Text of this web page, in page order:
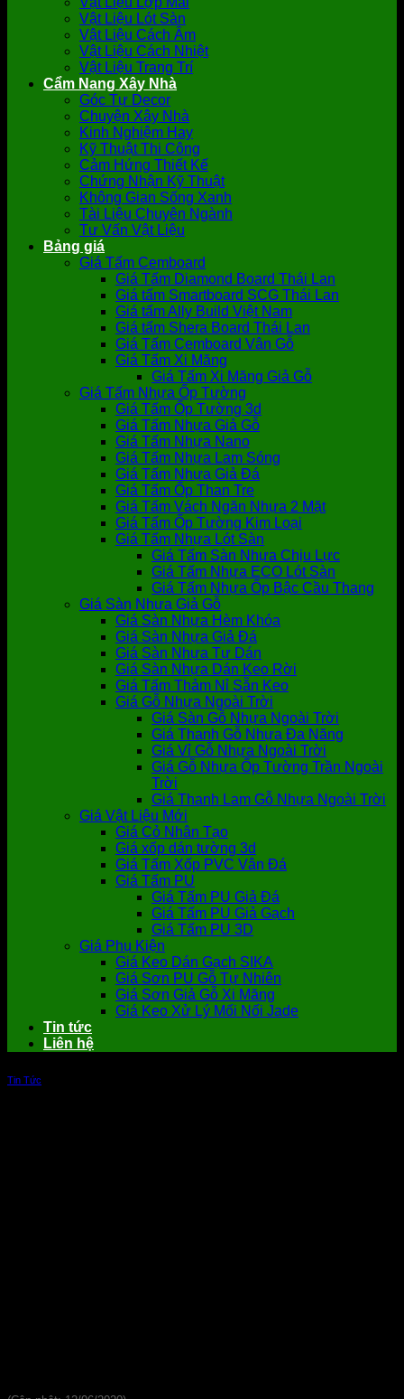
Vật Liệu Lót Sàn
Vật Liệu Cách Âm
Vật Liệu Cách Nhiệt
Vật Liệu Trang Trí
Cẩm Nang Xây Nhà
Góc Tự Decor
Chuyện Xây Nhà
Kinh Nghiệm Hay
Kỹ Thuật Thi Công
Cảm Hứng Thiết Kế
Chứng Nhận Kỹ Thuật
Không Gian Sống Xanh
Tài Liệu Chuyên Ngành
Tư Vấn Vật Liệu
Bảng giá
Giá Tấm Cemboard
Giá Tấm Diamond Board Thái Lan
Giá tấm Smartboard SCG Thái Lan
Giá tấm Ally Build Việt Nam
Giá tấm Shera Board Thái Lan
Giá Tấm Cemboard Vân Gỗ
Giá Tấm Xi Măng
Giá Tấm Xi Măng Giả Gỗ
Giá Tấm Nhựa Ốp Tường
Giá Tấm Ốp Tường 3d
Giá Tấm Nhựa Giả Gỗ
Giá Tấm Nhựa Nano
Giá Tấm Nhựa Lam Sóng
Giá Tấm Nhựa Giả Đá
Giá Tấm Ốp Than Tre
Giá Tấm Vách Ngăn Nhựa 2 Mặt
Giá Tấm Ốp Tường Kim Loại
Giá Tấm Nhựa Lót Sàn
Giá Tấm Sàn Nhựa Chịu Lực
Giá Tấm Nhựa ECO Lót Sàn
Giá Tấm Nhựa Ốp Bậc Cầu Thang
Giá Sàn Nhựa Giả Gỗ
Giá Sàn Nhựa Hèm Khóa
Giá Sàn Nhựa Giả Đá
Giá Sàn Nhựa Tự Dán
Giá Sàn Nhựa Dán Keo Rời
Giá Tấm Thảm Nỉ Sẵn Keo
Giá Gỗ Nhựa Ngoài Trời
Giá Sàn Gỗ Nhựa Ngoài Trời
Giá Thanh Gỗ Nhựa Đa Năng
Giá Vỉ Gỗ Nhựa Ngoài Trời
Giá Gỗ Nhựa Ốp Tường Trần Ngoài
Trời
Giá Thanh Lam Gỗ Nhựa Ngoài Trời
Giá Vật Liệu Mới
Giá Cỏ Nhân Tạo
Giá xốp dán tường 3d
Giá Tấm Xốp PVC Vân Đá
Giá Tấm PU
Giá Tấm PU Giả Đá
Giá Tấm PU Giả Gạch
Giá Tấm PU 3D
Giá Phụ Kiện
Giá Keo Dán Gạch SIKA
Giá Sơn PU Gỗ Tự Nhiên
Giá Sơn Giả Gỗ Xi Măng
Giá Keo Xử Lý Mối Nối Jade
Tin tức
Liên hệ
Tin Tức